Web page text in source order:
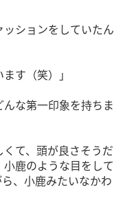
ションをしていたん
す（笑）」
な第一印象を持ちま
て、頭が良さそうだ
鹿のような目をして
、小鹿みたいなかわ